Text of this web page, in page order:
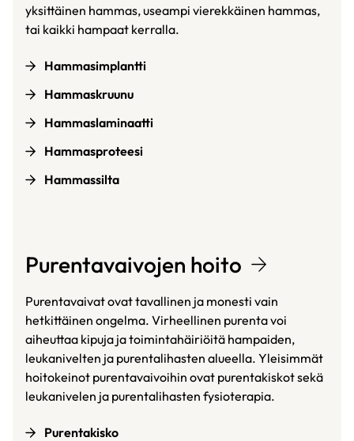
yksittäinen hammas, useampi vierekkäinen hammas,
tai kaikki hampaat kerralla.
Hammasimplantti
Hammaskruunu
Hammaslaminaatti
Hammasproteesi
Hammassilta
Purentavaivojen hoito
Purentavaivat ovat tavallinen ja monesti vain
hetkittäinen ongelma. Virheellinen purenta voi
aiheuttaa kipuja ja toimintahäiriöitä hampaiden,
leukanivelten ja purentalihasten alueella. Yleisimmät
hoitokeinot purentavaivoihin ovat purentakiskot sekä
leukanivelen ja purentalihasten fysioterapia.
Purentakisko